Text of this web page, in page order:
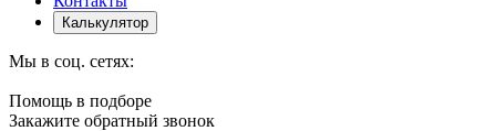
Калькулятор
Мы в соц. сетях:
Помощь в подборе
Закажите обратный звонок